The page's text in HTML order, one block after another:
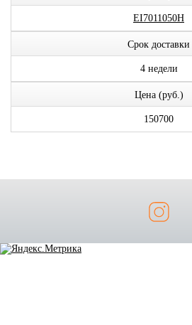
EI7011050H
Срок доставки
4 недели
Цена (руб.)
150700